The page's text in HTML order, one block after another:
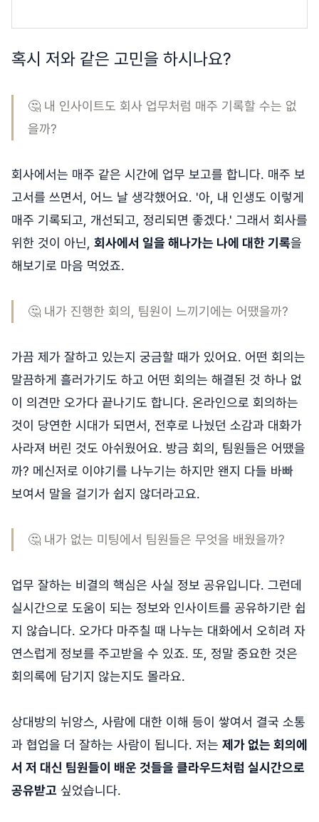
혹시 저와 같은 고민을 하시나요?
🤔 내 인사이트도 회사 업무처럼 매주 기록할 수는 없
을까?
회사에서는 매주 같은 시간에 업무 보고를 합니다. 매주 보
고서를 쓰면서, 어느 날 생각했어요. '아, 내 인생도 이렇게
매주 기록되고, 개선되고, 정리되면 좋겠다.' 그래서 회사를
위한 것이 아닌, 회사에서 일을 해나가는 나에 대한 기록을
해보기로 마음 먹었죠.
🤔 내가 진행한 회의, 팀원이 느끼기에는 어땠을까?
가끔 제가 잘하고 있는지 궁금할 때가 있어요. 어떤 회의는
말끔하게 흘러가기도 하고 어떤 회의는 해결된 것 하나 없
이 의견만 오가다 끝나기도 합니다. 온라인으로 회의하는
것이 당연한 시대가 되면서, 전후로 나눴던 소감과 대화가
사라져 버린 것도 아쉬웠어요. 방금 회의, 팀원들은 어땠을
까? 메신저로 이야기를 나누기는 하지만 왠지 다들 바빠
보여서 말을 걸기가 쉽지 않더라고요.
🤔 내가 없는 미팅에서 팀원들은 무엇을 배웠을까?
업무 잘하는 비결의 핵심은 사실 정보 공유입니다. 그런데
실시간으로 도움이 되는 정보와 인사이트를 공유하기란 쉽
지 않습니다. 오가다 마주칠 때 나누는 대화에서 오히려 자
연스럽게 정보를 주고받을 수 있죠. 또, 정말 중요한 것은
회의록에 담기지 않는지도 몰라요.
상대방의 뉘앙스, 사람에 대한 이해 등이 쌓여서 결국 소통
과 협업을 더 잘하는 사람이 됩니다. 저는 제가 없는 회의에
서 저 대신 팀원들이 배운 것들을 클라우드처럼 실시간으로
공유받고 싶었습니다.